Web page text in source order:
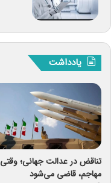
یادداشت
تناقض در عدالت جهانی؛ وقتی
مهاجم، قاضی می‌شود